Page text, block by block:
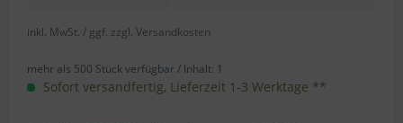
inkl. MwSt. / ggf. zzgl. Versandkosten
mehr als 500 Stück verfügbar / Inhalt: 1
Sofort versandfertig, Lieferzeit 1-3 Werktage **